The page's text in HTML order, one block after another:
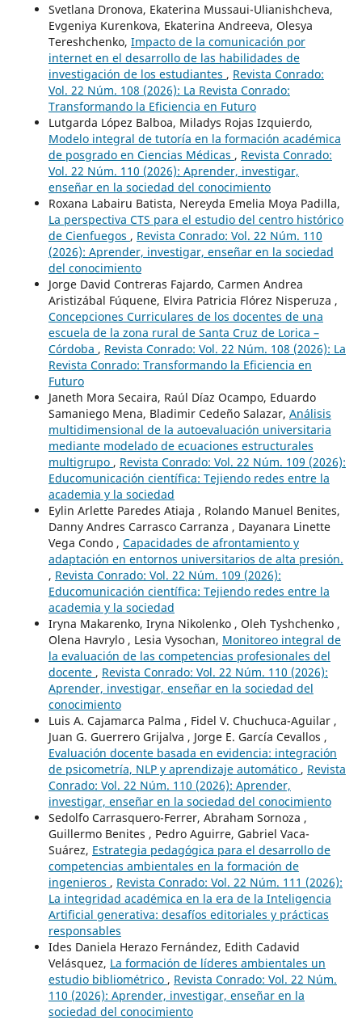
Svetlana Dronova, Ekaterina Mussaui-Ulianishcheva,
Evgeniya Kurenkova, Ekaterina Andreeva, Olesya
Тereshchenko, Impacto de la comunicación por
internet en el desarrollo de las habilidades de
investigación de los estudiantes , Revista Conrado:
Vol. 22 Núm. 108 (2026): La Revista Conrado:
Transformando la Eficiencia en Futuro
Lutgarda López Balboa, Miladys Rojas Izquierdo,
Modelo integral de tutoría en la formación académica
de posgrado en Ciencias Médicas , Revista Conrado:
Vol. 22 Núm. 110 (2026): Aprender, investigar,
enseñar en la sociedad del conocimiento
Roxana Labairu Batista, Nereyda Emelia Moya Padilla,
La perspectiva CTS para el estudio del centro histórico
de Cienfuegos , Revista Conrado: Vol. 22 Núm. 110
(2026): Aprender, investigar, enseñar en la sociedad
del conocimiento
Jorge David Contreras Fajardo, Carmen Andrea
Aristizábal Fúquene, Elvira Patricia Flórez Nisperuza ,
Concepciones Curriculares de los docentes de una
escuela de la zona rural de Santa Cruz de Lorica –
Córdoba , Revista Conrado: Vol. 22 Núm. 108 (2026): La
Revista Conrado: Transformando la Eficiencia en
Futuro
Janeth Mora Secaira, Raúl Díaz Ocampo, Eduardo
Samaniego Mena, Bladimir Cedeño Salazar, Análisis
multidimensional de la autoevaluación universitaria
mediante modelado de ecuaciones estructurales
multigrupo , Revista Conrado: Vol. 22 Núm. 109 (2026):
Educomunicación científica: Tejiendo redes entre la
academia y la sociedad
Eylin Arlette Paredes Atiaja , Rolando Manuel Benites,
Danny Andres Carrasco Carranza , Dayanara Linette
Vega Condo , Capacidades de afrontamiento y
adaptación en entornos universitarios de alta presión.
, Revista Conrado: Vol. 22 Núm. 109 (2026):
Educomunicación científica: Tejiendo redes entre la
academia y la sociedad
Iryna Makarenko, Iryna Nikolenko , Oleh Tyshchenko ,
Olena Havrylo , Lesia Vysochan, Monitoreo integral de
la evaluación de las competencias profesionales del
docente , Revista Conrado: Vol. 22 Núm. 110 (2026):
Aprender, investigar, enseñar en la sociedad del
conocimiento
Luis A. Cajamarca Palma , Fidel V. Chuchuca-Aguilar ,
Juan G. Guerrero Grijalva , Jorge E. García Cevallos ,
Evaluación docente basada en evidencia: integración
de psicometría, NLP y aprendizaje automático , Revista
Conrado: Vol. 22 Núm. 110 (2026): Aprender,
investigar, enseñar en la sociedad del conocimiento
Sedolfo Carrasquero-Ferrer, Abraham Sornoza ,
Guillermo Benites , Pedro Aguirre, Gabriel Vaca-
Suárez, Estrategia pedagógica para el desarrollo de
competencias ambientales en la formación de
ingenieros , Revista Conrado: Vol. 22 Núm. 111 (2026):
La integridad académica en la era de la Inteligencia
Artificial generativa: desafíos editoriales y prácticas
responsables
Ides Daniela Herazo Fernández, Edith Cadavid
Velásquez, La formación de líderes ambientales un
estudio bibliométrico , Revista Conrado: Vol. 22 Núm.
110 (2026): Aprender, investigar, enseñar en la
sociedad del conocimiento